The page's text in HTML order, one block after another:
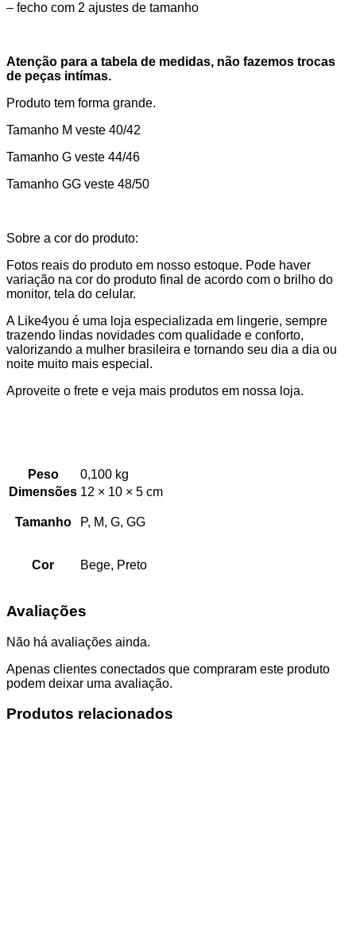
– fecho com 2 ajustes de tamanho
Atenção para a tabela de medidas, não fazemos trocas
de peças intímas.
Produto tem forma grande.
Tamanho M veste 40/42
Tamanho G veste 44/46
Tamanho GG veste 48/50
Sobre a cor do produto:
Fotos reais do produto em nosso estoque. Pode haver
variação na cor do produto final de acordo com o brilho do
monitor, tela do celular.
A Like4you é uma loja especializada em lingerie, sempre
trazendo lindas novidades com qualidade e conforto,
valorizando a mulher brasileira e tornando seu dia a dia ou
noite muito mais especial.
Aproveite o frete e veja mais produtos em nossa loja.
Peso
0,100 kg
Dimensões 12 × 10 × 5 cm
Tamanho P, M, G, GG
Cor Bege, Preto
Avaliações
Não há avaliações ainda.
Apenas clientes conectados que compraram este produto
podem deixar uma avaliação.
Produtos relacionados